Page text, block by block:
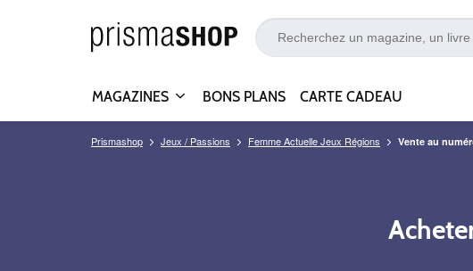
MAGAZINES BONS PLANS CARTE CADEAU
Prismashop Jeux / Passions Femme Actuelle Jeux Régions Vente au